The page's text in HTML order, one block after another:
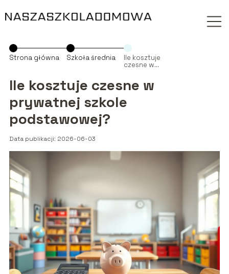
Strona główna Szkoła średnia
Ile kosztuje
czesne w
podstawowej?
Ile kosztuje czesne w
prywatnej szkole
podstawowej?
Data publikacji: 2026-06-03